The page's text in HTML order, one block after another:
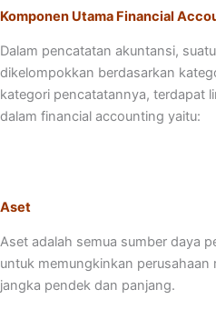
Komponen Utama Financial
Dalam pencatatan akuntansi,
dikelompokkan berdasarkan
kategori pencatatannya, terdapat
dalam financial accounting yaitu:
Aset
Aset adalah semua sumber daya
untuk memungkinkan perusahaan
jangka pendek dan panjang.